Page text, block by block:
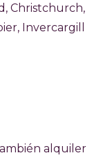
Christchurch,
Invercargill
alquiler